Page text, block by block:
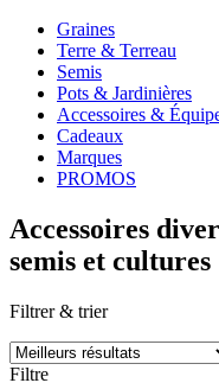
Graines
Terre & Terreau
Semis
Pots & Jardinières
Accessoires &
Cadeaux
Marques
PROMOS
Accessoires
semis et cultures
Filtrer & trier
Filtre